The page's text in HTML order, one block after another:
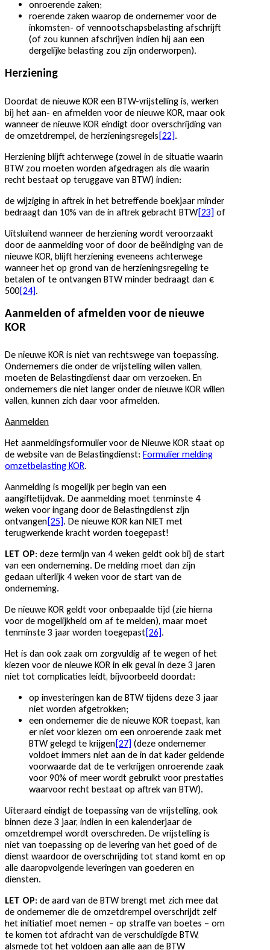
onroerende zaken;
roerende zaken waarop de ondernemer voor de
inkomsten- of vennootschapsbelasting afschrijft
(of zou kunnen afschrijven indien hij aan een
dergelijke belasting zou zijn onderworpen).
Herziening
Doordat de nieuwe KOR een BTW-vrijstelling is, werken
bij het aan- en afmelden voor de nieuwe KOR, maar ook
wanneer de nieuwe KOR eindigt door overschrijding van
de omzetdrempel, de herzieningsregels[22].
Herziening blijft achterwege (zowel in de situatie waarin
BTW zou moeten worden afgedragen als die waarin
recht bestaat op teruggave van BTW) indien:
de wijziging in aftrek in het betreffende boekjaar minder
bedraagt dan 10% van de in aftrek gebracht BTW[23] of
Uitsluitend wanneer de herziening wordt veroorzaakt
door de aanmelding voor of door de beëindiging van de
nieuwe KOR, blijft herziening eveneens achterwege
wanneer het op grond van de herzieningsregeling te
betalen of te ontvangen BTW minder bedraagt dan €
500[24].
Aanmelden of afmelden voor de nieuwe
KOR
De nieuwe KOR is niet van rechtswege van toepassing.
Ondernemers die onder de vrijstelling willen vallen,
moeten de Belastingdienst daar om verzoeken. En
ondernemers die niet langer onder de nieuwe KOR willen
vallen, kunnen zich daar voor afmelden.
Aanmelden
Het aanmeldingsformulier voor de Nieuwe KOR staat op
de website van de Belastingdienst: Formulier melding
omzetbelasting KOR.
Aanmelding is mogelijk per begin van een
aangiftetijdvak. De aanmelding moet tenminste 4
weken voor ingang door de Belastingdienst zijn
ontvangen[25]. De nieuwe KOR kan NIET met
terugwerkende kracht worden toegepast!
LET OP: deze termijn van 4 weken geldt ook bij de start
van een onderneming. De melding moet dan zijn
gedaan uiterlijk 4 weken voor de start van de
onderneming.
De nieuwe KOR geldt voor onbepaalde tijd (zie hierna
voor de mogelijkheid om af te melden), maar moet
tenminste 3 jaar worden toegepast[26].
Het is dan ook zaak om zorgvuldig af te wegen of het
kiezen voor de nieuwe KOR in elk geval in deze 3 jaren
niet tot complicaties leidt, bijvoorbeeld doordat:
op investeringen kan de BTW tijdens deze 3 jaar
niet worden afgetrokken;
een ondernemer die de nieuwe KOR toepast, kan
er niet voor kiezen om een onroerende zaak met
BTW gelegd te krijgen[27] (deze ondernemer
voldoet immers niet aan de in dat kader geldende
voorwaarde dat de te verkrijgen onroerende zaak
voor 90% of meer wordt gebruikt voor prestaties
waarvoor recht bestaat op aftrek van BTW).
Uiteraard eindigt de toepassing van de vrijstelling, ook
binnen deze 3 jaar, indien in een kalenderjaar de
omzetdrempel wordt overschreden. De vrijstelling is
niet van toepassing op de levering van het goed of de
dienst waardoor de overschrijding tot stand komt en op
alle daaropvolgende leveringen van goederen en
diensten.
LET OP: de aard van de BTW brengt met zich mee dat
de ondernemer die de omzetdrempel overschrijdt zelf
het initiatief moet nemen – op straffe van boetes – om
te komen tot afdracht van de verschuldigde BTW,
alsmede tot het voldoen aan alle aan de BTW